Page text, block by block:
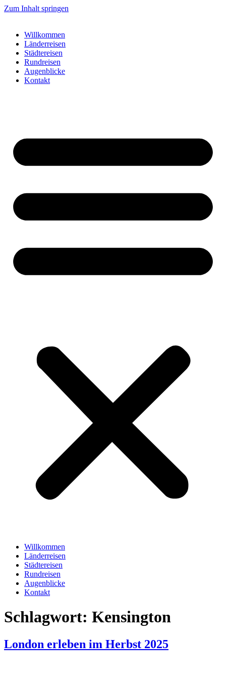
Zum Inhalt springen
Willkommen
Länderreisen
Städtereisen
Rundreisen
Augenblicke
Kontakt
Willkommen
Länderreisen
Städtereisen
Rundreisen
Augenblicke
Kontakt
Schlagwort: Kensington
London erleben im Herbst 2025